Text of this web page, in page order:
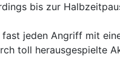
bis zur
jeden Angriff mit
toll herausgespielte